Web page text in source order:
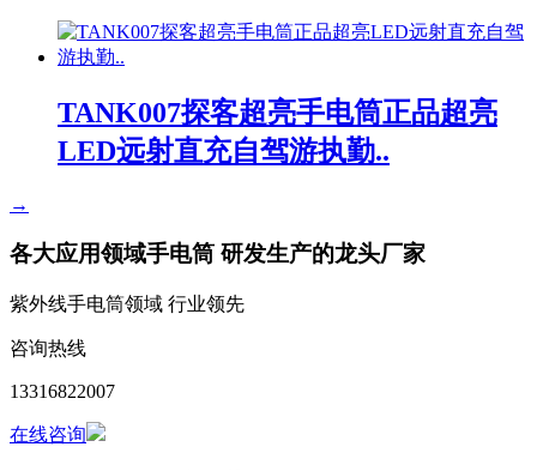
TANK007探客超亮手电筒正品超亮
LED远射直充自驾游执勤..
→
各大应用领域手电筒 研发生产的龙头厂家
紫外线手电筒领域 行业领先
咨询热线
13316822007
在线咨询